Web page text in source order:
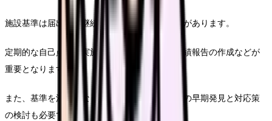
施設基準は届出後も継続的に満たしていく必要があります。
定期的な自己点検の実施、必要書類の更新、実績報告の作成などが
重要となります。
また、基準を満たさなくなる可能性がある場合の早期発見と対応策
の検討も必要です。